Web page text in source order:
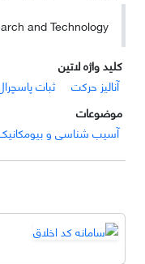
and Technology
کلید واژه لاتین
آنالیز حرکت
ثبات
موضوعات
آسیب شناسی و